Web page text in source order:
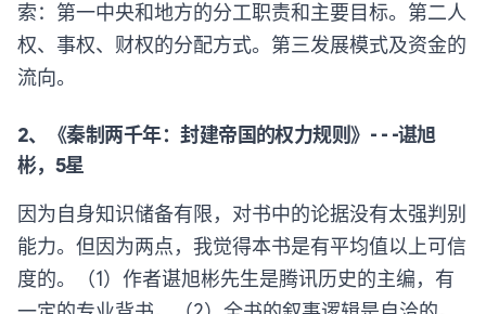
索：第一中央和地方的分工职责和主要目标。第二人
权、事权、财权的分配方式。第三发展模式及资金的
流向。
2、《秦制两千年：封建帝国的权力规则》- - -谌旭
彬，5星
因为自身知识储备有限，对书中的论据没有太强判别
能力。但因为两点，我觉得本书是有平均值以上可信
度的。（1）作者谌旭彬先生是腾讯历史的主编，有